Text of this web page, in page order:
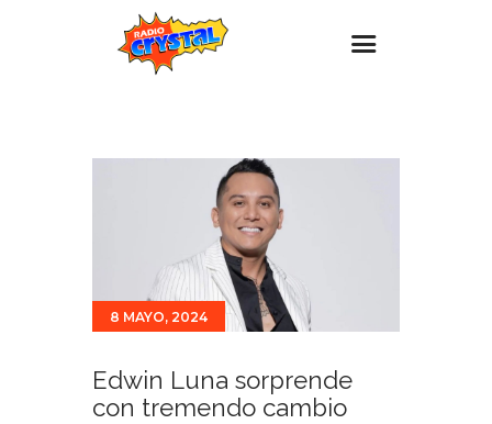
Promociones
Para ti
8 MAYO, 2024
Edwin Luna sorprende
con tremendo cambio